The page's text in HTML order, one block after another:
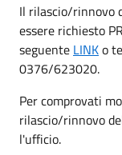
Il rilascio/rinnovo
essere richiesto
seguente LINKo
0376/623020.
Per comprovati
rilascio/rinnovo
l'ufficio.